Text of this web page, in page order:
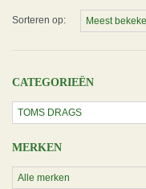
Sorteren op:
CATEGORIEËN
MERKEN